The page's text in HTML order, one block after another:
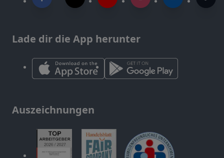
Lade dir die App herunter
Auszeichnungen